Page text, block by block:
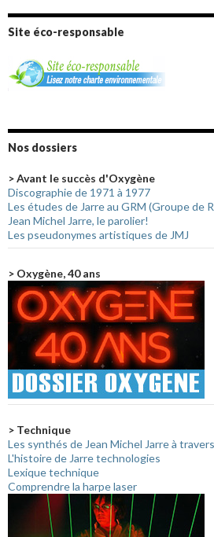
Site éco-responsable
Nos dossiers
> Avant le succès d'Oxygène
Discographie de 1971 à 1977
Les études de Jarre au GRM (Groupe de
Jean Michel Jarre, le parolier!
Les pseudonymes artistiques de JMJ
> Oxygène, 40 ans
> Technique
Les synthés de Jean Michel Jarre à
L'histoire de Jarre technologies
Lexique technique
Comprendre la harpe laser